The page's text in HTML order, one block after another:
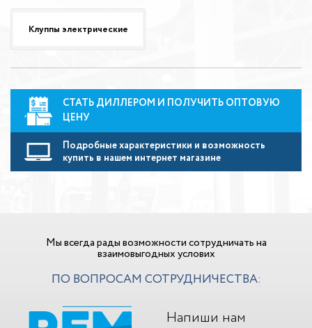
Клуппы электрические
СТАТЬ ДИЛЛЕРОМ И ПОЛУЧИТЬ ОПТОВУЮ
ЦЕНУ
Подробные характеристики и возможность
купить в нашем интернет магазине
Мы всегда рады возможности сотрудничать на
взаимовыгодных услових
ПО ВОПРОСАМ СОТРУДНИЧЕСТВА:
Напиши нам